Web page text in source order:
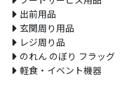
出前用品
玄関周り用品
レジ周り品
のれん のぼり フラッグ
軽食・イベント機器